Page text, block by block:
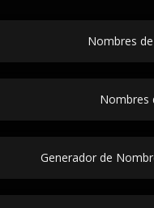
Nombres
Nombres
Generador de